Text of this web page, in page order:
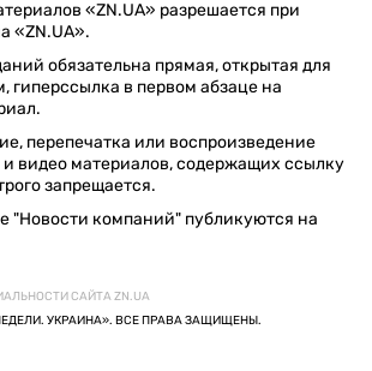
«ZN.UA» разрешается при
«ZN.UA».
обязательна прямая, открытая для
гиперссылка в первом абзаце на
перепечатка или воспроизведение
видео материалов, содержащих ссылку
запрещается.
"Новости компаний" публикуются на
САЙТА ZN.UA
УКРАИНА». ВСЕ ПРАВА ЗАЩИЩЕНЫ.